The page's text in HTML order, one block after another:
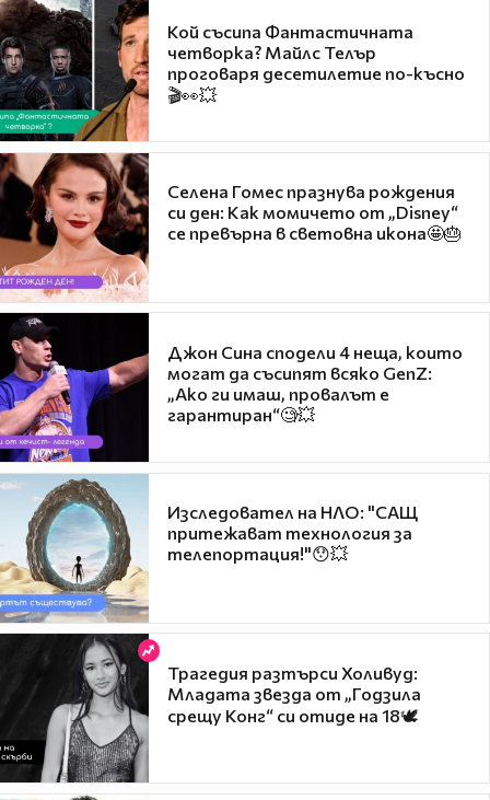
Кой съсипа Фантастичната
четворка? Майлс Телър
проговаря десетилетие по-късно
🎬👀💥
Селена Гомес празнува рождения
си ден: Как момичето от „Disney“
се превърна в световна икона🤩🎂
Джон Сина сподели 4 неща, които
могат да съсипят всяко GenZ:
„Ако ги имаш, провалът е
гарантиран“🧐💥
Изследовател на НЛО: "САЩ
притежават технология за
телепортация!"😯💥
Трагедия разтърси Холивуд:
Младата звезда от „Годзила
срещу Конг“ си отиде на 18🕊️